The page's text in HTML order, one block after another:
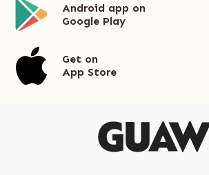
Android app on
Google Play
Get on
App Store